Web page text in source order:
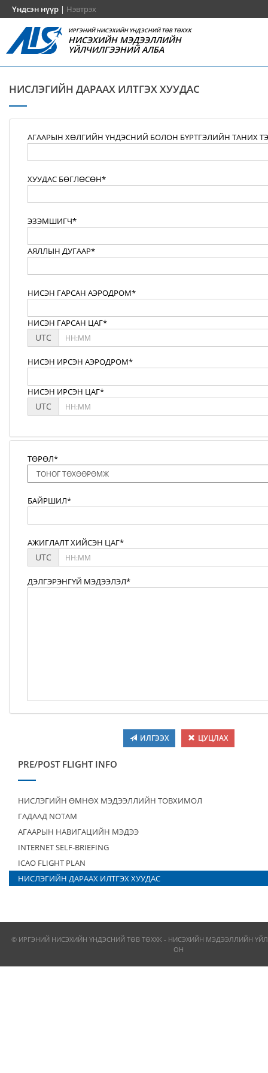
Үндсэн нүүр | Нэвтрэх
ИРГЭНИЙ НИСЭХИЙН ҮНДЭСНИЙ ТӨВ ТӨХХК
НИСЭХИЙН МЭДЭЭЛЛИЙН
ҮЙЛЧИЛГЭЭНИЙ АЛБА
НИСЛЭГИЙН ДАРААХ ИЛТГЭХ ХУУДАС
АГААРЫН ХӨЛГИЙН ҮНДЭСНИЙ БОЛОН БҮРТГЭЛИЙН ТАНИХ
ХУУДАС БӨГЛӨСӨН*
ЭЗЭМШИГЧ*
АЯЛЛЫН ДУГААР*
НИСЭН ГАРСАН АЭРОДРОМ*
НИСЭН ГАРСАН ЦАГ*
UTC
НИСЭН ИРСЭН АЭРОДРОМ*
НИСЭН ИРСЭН ЦАГ*
UTC
ТӨРӨЛ*
БАЙРШИЛ*
АЖИГЛАЛТ ХИЙСЭН ЦАГ*
UTC
ДЭЛГЭРЭНГҮЙ МЭДЭЭЛЭЛ*
ИЛГЭЭХ ЦУЦЛАХ
PRE/POST FLIGHT INFO
НИСЛЭГИЙН ӨМНӨХ МЭДЭЭЛЛИЙН ТОВХИМОЛ
ГАДААД NOTAM
АГААРЫН НАВИГАЦИЙН МЭДЭЭ
INTERNET SELF-BRIEFING
ICAO FLIGHT PLAN
НИСЛЭГИЙН ДАРААХ ИЛТГЭХ ХУУДАС
© ИРГЭНИЙ НИСЭХИЙН ҮНДЭСНИЙ ТӨВ ТӨХХК - НИСЭХИЙН МЭДЭЭЛЛИЙН
ОН